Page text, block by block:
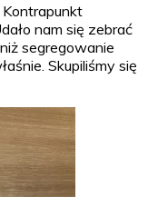
nam się zebrać
segregowanie
Skupiliśmy się